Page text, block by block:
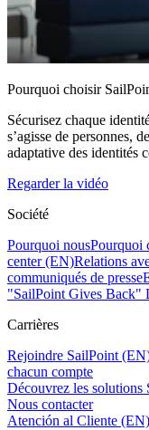
Pourquoi choisir
Sécurisez chaque
s’agisse de personnes,
adaptative des identités
Regarder la vidéo
Société
Pourquoi nousPourquoi
center (EN)Relations
communiqués de presse
"SailPoint Gives Back"
Carrières
Rejoindre SailPoint
chacun compte
Découvrez les solutions
Nous contacter
Atención al Cliente (EN)